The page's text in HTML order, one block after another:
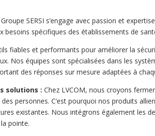
SERSI s’engage avec passion et
besoins spécifiques des établissements de
fiables et performants pour améliorer la
Nos équipes sont spécialisées dans les
des réponses sur mesure adaptées à
solutions :Chez LVCOM, nous croyons
personnes. C’est pourquoi nos produits
existantes. Nous intégrons également les
pointe.